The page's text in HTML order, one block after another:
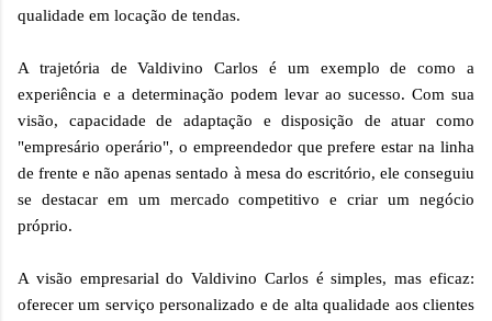
qualidade em locação de tendas.
A trajetória de Valdivino Carlos é um exemplo de como a
experiência e a determinação podem levar ao sucesso. Com sua
visão, capacidade de adaptação e disposição de atuar como
"empresário operário", o empreendedor que prefere estar na linha
de frente e não apenas sentado à mesa do escritório, ele conseguiu
se destacar em um mercado competitivo e criar um negócio
próprio.
A visão empresarial do Valdivino Carlos é simples, mas eficaz:
oferecer um serviço personalizado e de alta qualidade aos clientes